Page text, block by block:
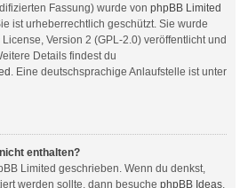
Fassung) wurde von phpBB Limited
ist urheberrechtlich geschützt. Sie wurde
Version 2 (GPL-2.0) veröffentlicht und
Details findest du
. Eine deutschsprachige Anlaufstelle ist unter
enthalten?
Limited geschrieben. Wenn du denkst,
werden sollte, dann besuche phpBB Ideas